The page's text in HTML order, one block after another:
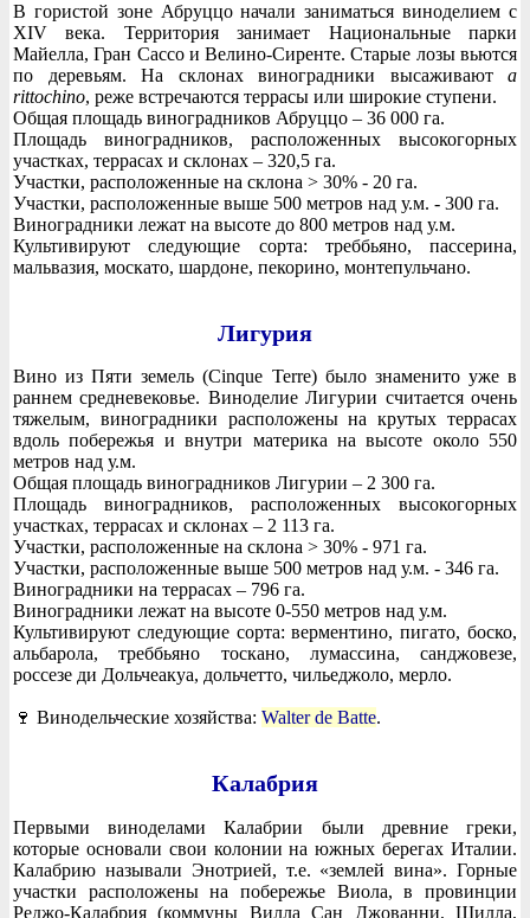
В гористой зоне Абруццо начали заниматься виноделием с
XIV века. Территория занимает Национальные парки
Майелла, Гран Сассо и Велино-Сиренте. Старые лозы вьются
по деревьям. На склонах виноградники высаживают a
rittochino, реже встречаются террасы или широкие ступени.
Общая площадь виноградников Абруццо – 36 000 га.
Площадь виноградников, расположенных высокогорных
участках, террасах и склонах – 320,5 га.
Участки, расположенные на склона > 30% - 20 га.
Участки, расположенные выше 500 метров над у.м. - 300 га.
Виноградники лежат на высоте до 800 метров над у.м.
Культивируют следующие сорта: треббьяно, пассерина,
мальвазия, москато, шардоне, пекорино, монтепульчано.
Лигурия
Вино из Пяти земель (Cinque Terre) было знаменито уже в
раннем средневековье. Виноделие Лигурии считается очень
тяжелым, виноградники расположены на крутых террасах
вдоль побережья и внутри материка на высоте около 550
метров над у.м.
Общая площадь виноградников Лигурии – 2 300 га.
Площадь виноградников, расположенных высокогорных
участках, террасах и склонах – 2 113 га.
Участки, расположенные на склона > 30% - 971 га.
Участки, расположенные выше 500 метров над у.м. - 346 га.
Виноградники на террасах – 796 га.
Виноградники лежат на высоте 0-550 метров над у.м.
Культивируют следующие сорта: верментино, пигато, боско,
альбарола, треббьяно тоскано, лумассина, санджовезе,
россезе ди Дольчеакуа, дольчетто, чильеджоло, мерло.
🍷 Винодельческие хозяйства: Walter de Batte.
Калабрия
Первыми виноделами Калабрии были древние греки,
которые основали свои колонии на южных берегах Италии.
Калабрию называли Энотрией, т.е. «землей вина». Горные
участки расположены на побережье Виола, в провинции
Реджо-Калабрия (коммуны Вилла Сан Джованни, Шилла,